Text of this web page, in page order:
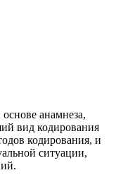
анамнеза,
вид кодирования
кодирования, и
ситуации,